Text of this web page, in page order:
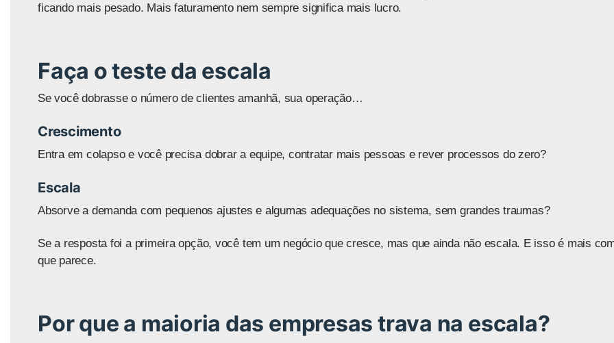
ficando mais pesado. Mais faturamento nem sempre significa mais lucro.
Faça o teste da escala
Se você dobrasse o número de clientes amanhã, sua operação…
Crescimento
Entra em colapso e você precisa dobrar a equipe, contratar mais pessoas e rever processos do zero?
Escala
Absorve a demanda com pequenos ajustes e algumas adequações no sistema, sem grandes traumas?
Se a resposta foi a primeira opção, você tem um negócio que cresce, mas que ainda não escala. E isso é mais
que parece.
Por que a maioria das empresas trava na escala?